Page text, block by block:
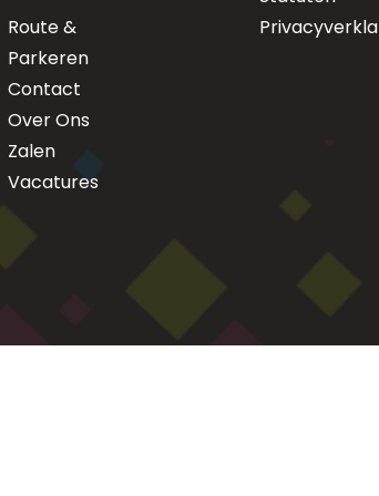
Route &
Parkeren
Contact
Over Ons
Zalen
Vacatures